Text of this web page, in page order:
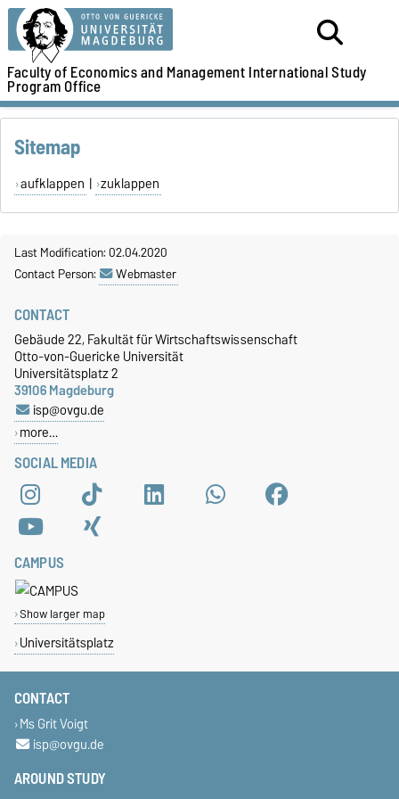
Faculty of Economics and ManagementInternational Study
Program Office
Sitemap
aufklappen | zuklappen
Last Modification: 02.04.2020
Contact Person:
Webmaster
SOCIAL MEDIA
CONTACT
Gebäude 22, Fakultät für Wirtschaftswissenschaft
Otto-von-Guericke Universität
Universitätsplatz 2
39106 Magdeburg
isp@ovgu.de
more…
CAMPUS
Show larger map
Universitätsplatz
CONTACT
Ms Grit Voigt
isp@ovgu.de
AROUND STUDY